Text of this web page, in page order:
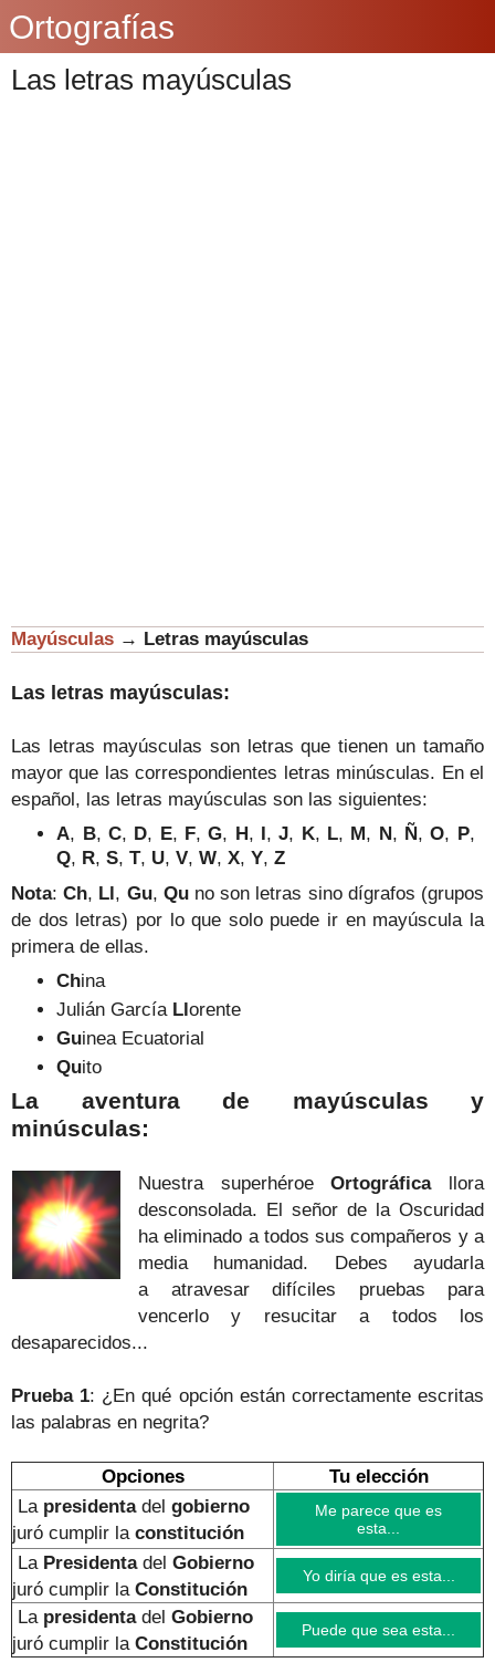
Ortografías
Las letras mayúsculas
Mayúsculas → Letras mayúsculas
Las letras mayúsculas:
Las letras mayúsculas son letras que tienen un tamaño
mayor que las correspondientes letras minúsculas. En el
español, las letras mayúsculas son las siguientes:
A, B, C, D, E, F,G, H , ,J, K, L, M , N , Ñ ,O, P,
Q, R,S,T, U,V,W,X,Y,Z
Nota:Ch Ll Gu, Qu no son letras sino dígrafos (grupos
de dos letras) por lo que solo puede ir en mayúscula la
primera de ellas.
China
Julián García Llorente
Guinea Ecuatorial
Quito
La aventura de mayúsculas y
minúsculas:
Nuestra superhéroeOrtográficallora
desconsolada. El señor de la Oscuridad
ha eliminado a todos sus compañeros y a
media humanidad.
Debes ayudarla
a atravesar difíciles pruebas para
vencerlo y resucitar a todos los
desaparecidos...
Prueba 1: ¿En qué opción están correctamente escritas
las palabras en negrita?
Opciones
Tu elección
La presidenta del gobierno
juró cumplir la constitución
Me parece que es
esta...
La Presidenta del Gobierno
juró cumplir la Constitución
Yo diría que es esta...
La presidenta del Gobierno
juró cumplir la Constitución
Puede que sea esta...